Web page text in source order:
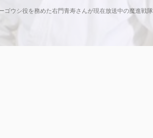
ゴウシ役を務めた右門青寿さんが現在放送中の魔進戦